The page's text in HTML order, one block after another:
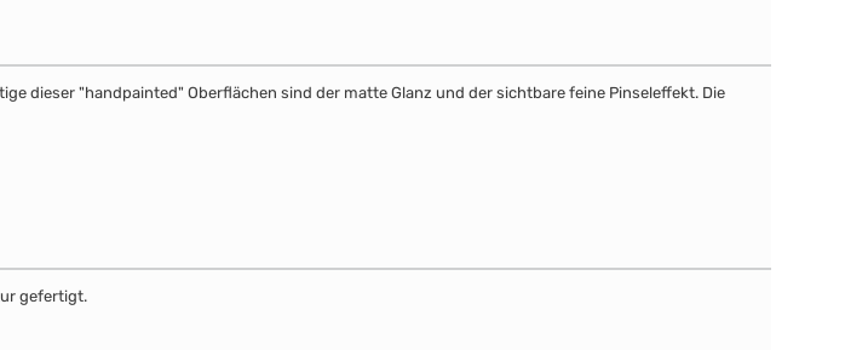
dieser "handpainted" Oberflächen sind der matte Glanz und der sichtbare feine Pinseleffekt. Die
gefertigt.